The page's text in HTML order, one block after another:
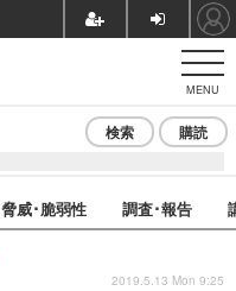
MENU
検索 購読
脅威･脆弱性 調査･報告
2019.5.13 Mon 9:25